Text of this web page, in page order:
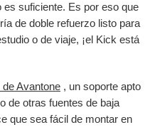
es suficiente. Es por eso que
de doble refuerzo listo para
o de viaje, ¡el Kick está
de Avantone , un soporte apto
de otras fuentes de baja
que sea fácil de montar en